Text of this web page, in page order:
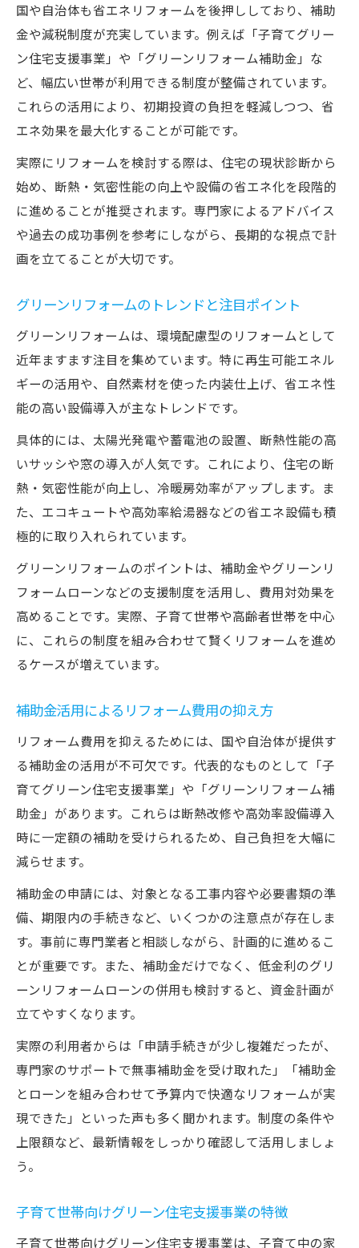
件
グリーンリフォームローン利用時の利点と
注意点
補助金活用で叶える快適リフォーム計画
グリーンリフォーム補助金の申請ポイント
リフォーム費用を補助金で賢く抑える方法
窓リノベとグリーンリフォームの併用事例
快適さを引き出すリフォーム計画の立て方
家族で選ぶグリーンリフォームの最適プラ
ン
リフォームで実現するバリアフリーと省エ
ネ
グリーンリフォーム補助金の家族向け活用
法
子育て世帯のための安心リフォーム事例
家族会議で決めるリフォーム計画の進め方
子育て世帯が知るべきグリーン補助金の仕組み
子育て世帯向けグリーンリフォーム補助金
解説
リフォーム補助金の申請要件と必要書類一
覧
グリーン住宅支援事業の交付決定通知書と
は
併用可能なリフォーム補助制度のポイント
グリーンリフォームローン選択の注意点を探る
リフォームローン金利の比較と選び方ガイ
ド
グリーンリフォームローンの審査基準と流
れ
ローン利用時のデメリットと注意点を確認
省エネリフォームとローン併用のメリット
グリーンリフォームローンでお得に改修す
る方法
国や自治体も省エネリフォームを後押ししており、補助
金や減税制度が充実しています。例えば「子育てグリー
ン住宅支援事業」や「グリーンリフォーム補助金」な
ど、幅広い世帯が利用できる制度が整備されています。
これらの活用により、初期投資の負担を軽減しつつ、省
エネ効果を最大化することが可能です。
実際にリフォームを検討する際は、住宅の現状診断から
始め、断熱・気密性能の向上や設備の省エネ化を段階的
に進めることが推奨されます。専門家によるアドバイス
や過去の成功事例を参考にしながら、長期的な視点で計
画を立てることが大切です。
グリーンリフォームのトレンドと注目ポイント
グリーンリフォームは、環境配慮型のリフォームとして
近年ますます注目を集めています。特に再生可能エネル
ギーの活用や、自然素材を使った内装仕上げ、省エネ性
能の高い設備導入が主なトレンドです。
具体的には、太陽光発電や蓄電池の設置、断熱性能の高
いサッシや窓の導入が人気です。これにより、住宅の断
熱・気密性能が向上し、冷暖房効率がアップします。ま
た、エコキュートや高効率給湯器などの省エネ設備も積
極的に取り入れられています。
グリーンリフォームのポイントは、補助金やグリーンリ
フォームローンなどの支援制度を活用し、費用対効果を
高めることです。実際、子育て世帯や高齢者世帯を中心
に、これらの制度を組み合わせて賢くリフォームを進め
るケースが増えています。
補助金活用によるリフォーム費用の抑え方
リフォーム費用を抑えるためには、国や自治体が提供す
る補助金の活用が不可欠です。代表的なものとして「子
育てグリーン住宅支援事業」や「グリーンリフォーム補
助金」があります。これらは断熱改修や高効率設備導入
時に一定額の補助を受けられるため、自己負担を大幅に
減らせます。
補助金の申請には、対象となる工事内容や必要書類の準
備、期限内の手続きなど、いくつかの注意点が存在しま
す。事前に専門業者と相談しながら、計画的に進めるこ
とが重要です。また、補助金だけでなく、低金利のグリ
ーンリフォームローンの併用も検討すると、資金計画が
立てやすくなります。
実際の利用者からは「申請手続きが少し複雑だったが、
専門家のサポートで無事補助金を受け取れた」「補助金
とローンを組み合わせて予算内で快適なリフォームが実
現できた」といった声も多く聞かれます。制度の条件や
上限額など、最新情報をしっかり確認して活用しましょ
う。
子育て世帯向けグリーン住宅支援事業の特徴
子育て世帯向けグリーン住宅支援事業は、子育て中の家